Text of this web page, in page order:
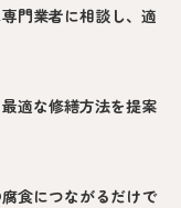
門業者に相談し、適
適な修繕方法を提案
食につながるだけで